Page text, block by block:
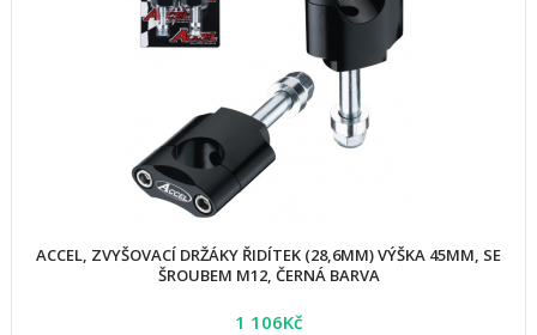
ACCEL, ZVYŠOVACÍ DRŽÁKY ŘIDÍTEK (28,6MM) VÝŠKA 45MM, SE
ŠROUBEM M12, ČERNÁ BARVA
1 106Kč